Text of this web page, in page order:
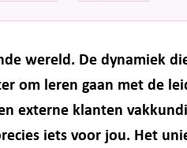
wereld. De dynamiek
om leren gaan met de
externe klanten
ietsvoor jou. Het